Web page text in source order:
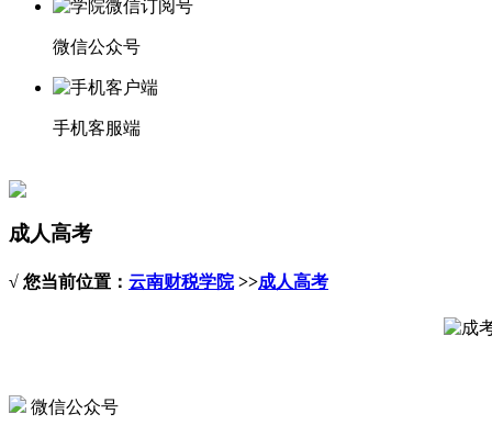
微信公众号
手机客服端
成人高考
√ 您当前位置： 云南财税学院>>成人高考
微信公众号